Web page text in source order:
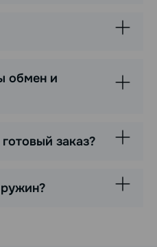
обмен и
заказ?